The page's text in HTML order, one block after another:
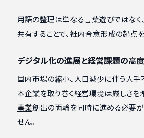
用語の整理は単なる言葉遊びではなく
共有することで、社内合意形成の起点を
デジタル化の進展と経営課題の高
国内市場の縮小、人口減少に伴う人手
本企業を取り巻く経営環境は厳しさを
事業創出の両輪を同時に進める必要
せん。